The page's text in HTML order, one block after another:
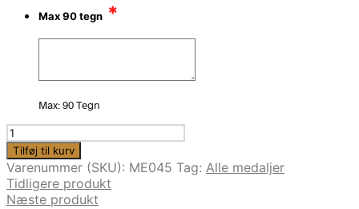
Max 90 tegn *
Max: 90 Tegn
70
mm
medalje
(ME045)
antal
Tilføj til kurv
Varenummer (SKU): ME045 Tag: Alle medaljer
Tidligere produkt
Næste produkt